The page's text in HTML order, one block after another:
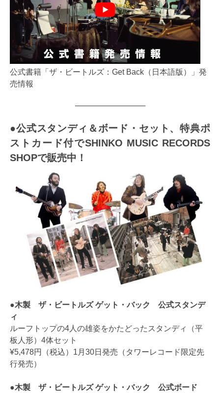
公式書籍「ザ・ビートルズ：Get Back（日本語版）」発
売情報
─────────────
●公式スタンディ＆ボード・セット、特典ポ
ストカード付でSHINKO MUSIC RECORDS
SHOPで販売中！
●木製 ザ・ビートルズ ゲット・バック 公式スタンデ
ィ
ルーフトップの4人の雄姿をかたどったスタンディ（平
板人形）4体セット
¥5,478円（税込）1月30日発売（タワーレコード限定先
行発売）
●木製 ザ・ビートルズ ゲット・バック 公式ボード